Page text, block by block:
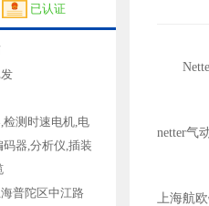
netter气
上海航
已认证
检测时速电机,电
码器,分析仪,插装
普陀区中江路